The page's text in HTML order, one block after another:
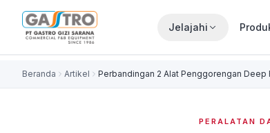
Jelajahi
Beranda Artikel Perbandingan 2 Alat Penggorengan Deep
PERALATAN